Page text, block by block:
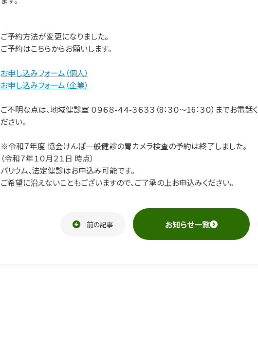
ご予約方法が変更になりました。
ご予約はこちらからお願いします。
お申し込みフォーム（個人）
お申し込みフォーム（企業）
ご不明な点は、地域健診室 ０９６８-４４-３６３３（8：３０～16：３０）までお電話く
ださい。
※令和７年度 協会けんぽ一般健診の胃カメラ検査の予約は終了しました。
（令和７年１０月２１日 時点）
バリウム、法定健診はお申込み可能です。
ご希望に沿えないこともございますので、ご了承の上お申込みください。
ページ送り
お知らせ一覧
前の記事